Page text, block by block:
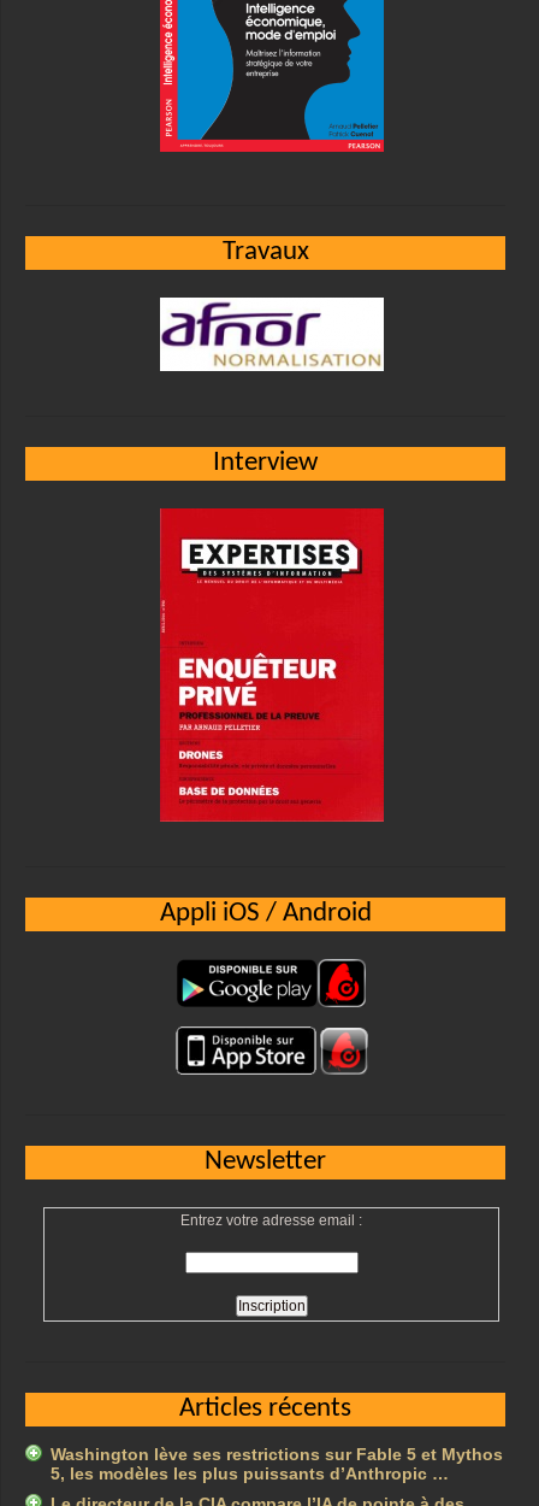
Travaux
Interview
Appli iOS / Android
Newsletter
Entrez votre adresse email :
Articles récents
Washington lève ses restrictions sur Fable 5 et Mythos
5, les modèles les plus puissants d’Anthropic …